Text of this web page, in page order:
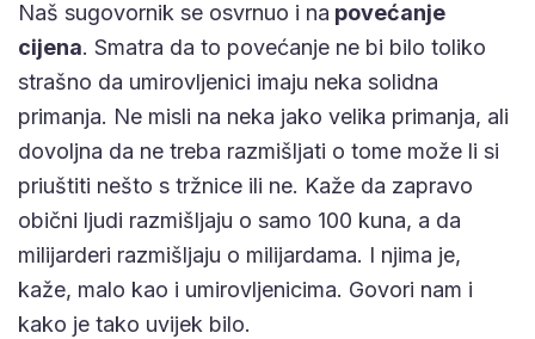
Naš sugovornik se osvrnuo i na povećanje
cijena. Smatra da to povećanje ne bi bilo toliko
strašno da umirovljenici imaju neka solidna
primanja. Ne misli na neka jako velika primanja, ali
dovoljna da ne treba razmišljati o tome može li si
priuštiti nešto s tržnice ili ne. Kaže da zapravo
obični ljudi razmišljaju o samo 100 kuna, a da
milijarderi razmišljaju o milijardama. I njima je,
kaže, malo kao i umirovljenicima. Govori nam i
kako je tako uvijek bilo.